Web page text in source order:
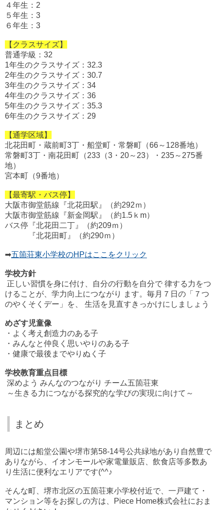
４年生：2
５年生：3
６年生：3
【クラスサイズ】
普通学級：32
1年生のクラスサイズ：32.3
2年生のクラスサイズ：30.7
3年生のクラスサイズ：34
4年生のクラスサイズ：36
5年生のクラスサイズ：35.3
6年生のクラスサイズ：29
【通学区域】
北花田町・蔵前町3丁・船堂町・常磐町（66～128番地）
常磐町3丁・南花田町（233（3・20～23）・235～275番
地）
宮本町（9番地）
【最寄駅・バス停】
大阪市御堂筋線『北花田駅』（約292ｍ）
大阪市御堂筋線『新金岡駅』（約1.5ｋm）
バス停『北花田二丁』（約209ｍ）
『北花田町』（約290ｍ）
➡五箇荘東小学校のHPはここをクリック
学校方針
正しい習慣を身に付け、自分の行動を自分で 律する力をつ
けることが、学力向上につながり ます。毎月７日の「７つ
のやくそくデー」を、 生活を見直すきっかけにしましょう
めざす児童像
・よく考え創造力のある子
・みんなと仲良く思いやりのある子
・健康で最後までやりぬく子
学校教育重点目標
深めよう みんなのつながり チーム五箇荘東
～生きる力につながる探究的な学びの実現に向けて～
まとめ
周辺には船堂公園や堺市第58-14号公共緑地があり自然豊で
ありながら、イオンモールや家電量販店、飲食店等多数あ
り生活に便利なエリアです(^^♪
そんな町、堺市北区の五箇荘東小学校付近で、一戸建て・
マンション等をお探しの方は、Piece Home株式会社におま